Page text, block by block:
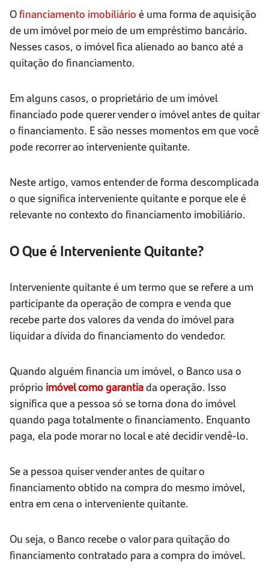
O financiamento imobiliário é uma forma de aquisição
de um imóvel por meio de um empréstimo bancário.
Nesses casos, o imóvel fica alienado ao banco até a
quitação do financiamento.
Em alguns casos, o proprietário de um imóvel
financiado pode querer vender o imóvel antes de quitar
o financiamento. E são nesses momentos em que você
pode recorrer ao interveniente quitante.
Neste artigo, vamos entender de forma descomplicada
o que significa interveniente quitante e porque ele é
relevante no contexto do financiamento imobiliário.
O Que é Interveniente Quitante?
Interveniente quitante é um termo que se refere a um
participante da operação de compra e venda que
recebe parte dos valores da venda do imóvel para
liquidar a dívida do financiamento do vendedor.
Quando alguém financia um imóvel, o Banco usa o
próprio imóvel como garantiada operação. Isso
significa que a pessoa só se torna dona do imóvel
quando paga totalmente o financiamento. Enquanto
paga, ela pode morar no local e até decidir vendê-lo.
Se a pessoa quiser vender antes de quitar o
financiamento obtido na compra do mesmo imóvel,
entra em cena o interveniente quitante.
Ou seja, o Banco recebe o valor para quitação do
financiamento contratado para a compra do imóvel.